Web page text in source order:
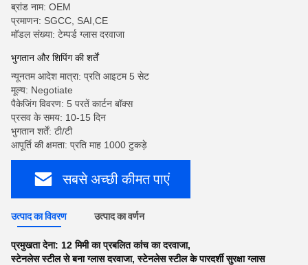
ब्रांड नाम: OEM
प्रमाणन: SGCC, SAI,CE
मॉडल संख्या: टेम्पर्ड ग्लास दरवाजा
भुगतान और शिपिंग की शर्तें
न्यूनतम आदेश मात्रा: प्रति आइटम 5 सेट
मूल्य: Negotiate
पैकेजिंग विवरण: 5 परतें कार्टन बॉक्स
प्रसव के समय: 10-15 दिन
भुगतान शर्तें: टी/टी
आपूर्ति की क्षमता: प्रति माह 1000 टुकड़े
सबसे अच्छी कीमत पाएं
उत्पाद का विवरण उत्पाद का वर्णन
प्रमुखता देना: 12 मिमी का प्रबलित कांच का दरवाजा,
स्टेनलेस स्टील से बना ग्लास दरवाजा,स्टेनलेस स्टील के पारदर्शी सुरक्षा ग्लास